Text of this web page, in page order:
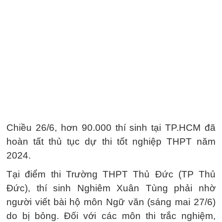
Chiều 26/6, hơn 90.000 thí sinh tại TP.HCM đã
hoàn tất thủ tục dự thi tốt nghiệp THPT năm
2024.
Tại điểm thi Trường THPT Thủ Đức (TP Thủ
Đức), thí sinh Nghiêm Xuân Tùng phải nhờ
người viết bài hộ môn Ngữ văn (sáng mai 27/6)
do bị bỏng. Đối với các môn thi trắc nghiệm,